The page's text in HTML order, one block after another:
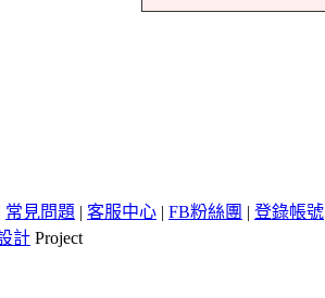
常見問題 | 客服中心 | FB粉絲團 | 登錄帳號
計 Project